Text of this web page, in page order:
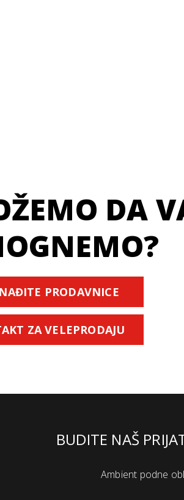
DA
PRODAVNICE
ZA VELEPRODAJU
BUDITE NAŠ
Ambient podne